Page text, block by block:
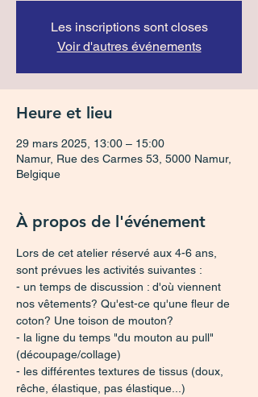
Les inscriptions sont closes
Voir d'autres événements
Heure et lieu
29 mars 2025, 13:00 – 15:00
Namur, Rue des Carmes 53, 5000 Namur,
Belgique
À propos de l'événement
Lors de cet atelier réservé aux 4-6 ans,
sont prévues les activités suivantes :
- un temps de discussion : d'où viennent
nos vêtements? Qu'est-ce qu'une fleur de
coton? Une toison de mouton?
- la ligne du temps "du mouton au pull"
(découpage/collage)
- les différentes textures de tissus (doux,
rêche, élastique, pas élastique...)